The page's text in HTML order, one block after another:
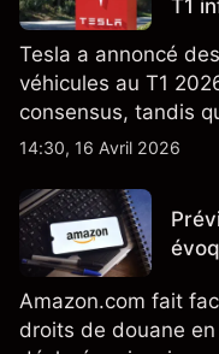
T1
Tesla a annoncé
véhicules au T1
consensus, tandis
également la
nouveau SUV.
TSLA d'analystes
14:30, 16 Avril 2026
Amazon.com fait
droits de douane